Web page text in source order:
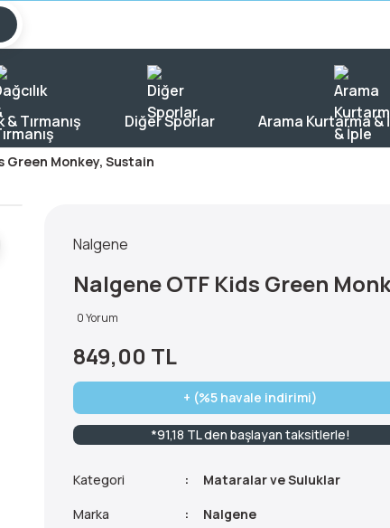
& Tırmanış Diğer Sporlar Arama Kurtarma &
Green Monkey, Sustain
Nalgene
Nalgene OTF Kids Green
0 Yorum
849,00 TL
+ (%5 havale indirimi)
*91,18 TL den başlayan taksitlerle!
Kategori
Mataralar ve Suluklar
Marka
Nalgene